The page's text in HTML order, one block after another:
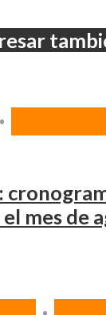
•
mes de